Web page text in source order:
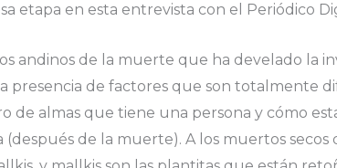
etapa en esta entrevista con el Periódico
andinos de la muerte que ha develado la
presencia de factores que son totalmente
de almas que tiene una persona y cómo
(después de la muerte). A los muertos